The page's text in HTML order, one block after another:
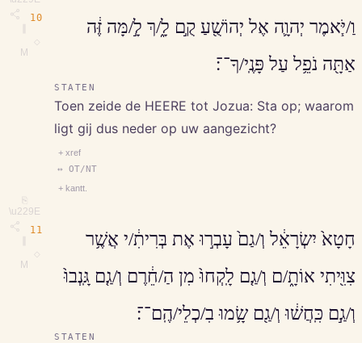
M
10
⎘
\u229E
M
וַ/יֹּ֧אמֶר יְהוָ֛ה אֶל יְהוֹשֻׁ֖עַ קֻ֣ם לָ֑/ךְ לָ֣/מָּה זֶּ֔ה
אַתָּ֖ה נֹפֵ֥ל עַל פָּנֶֽי/ךָ־־׃
STATEN
Toen zeide de HEERE tot Jozua: Sta op; waarom
ligt gij dus neder op uw aangezicht?
+ xref
↔ OT/NT
+ kantt.
11
חָטָא֙ יִשְׂרָאֵ֔ל וְ/גַם֙ עָבְר֣וּ אֶת בְּרִיתִ֔/י אֲשֶׁ֥ר
צִוִּ֖יתִי אוֹתָ֑/ם וְ/גַ֤ם לָֽקְחוּ֙ מִן הַ/חֵ֔רֶם וְ/גַ֤ם גָּֽנְבוּ֙
וְ/גַ֣ם כִּֽחֲשׁ֔וּ וְ/גַ֖ם שָׂ֥מוּ בִ/כְלֵי/הֶֽם־־׃
STATEN